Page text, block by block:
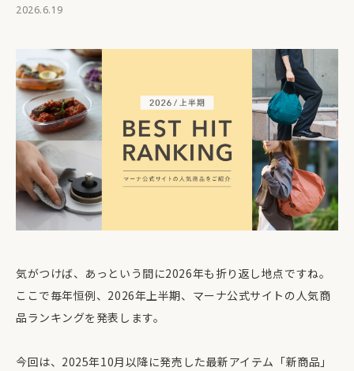
2026.6.19
気がつけば、あっという間に2026年も折り返し地点ですね。
ここで毎年恒例、2026年上半期、マーナ公式サイトの人気商
品ランキングを発表します。
今回は、2025年10月以降に発売した最新アイテム「新商品」